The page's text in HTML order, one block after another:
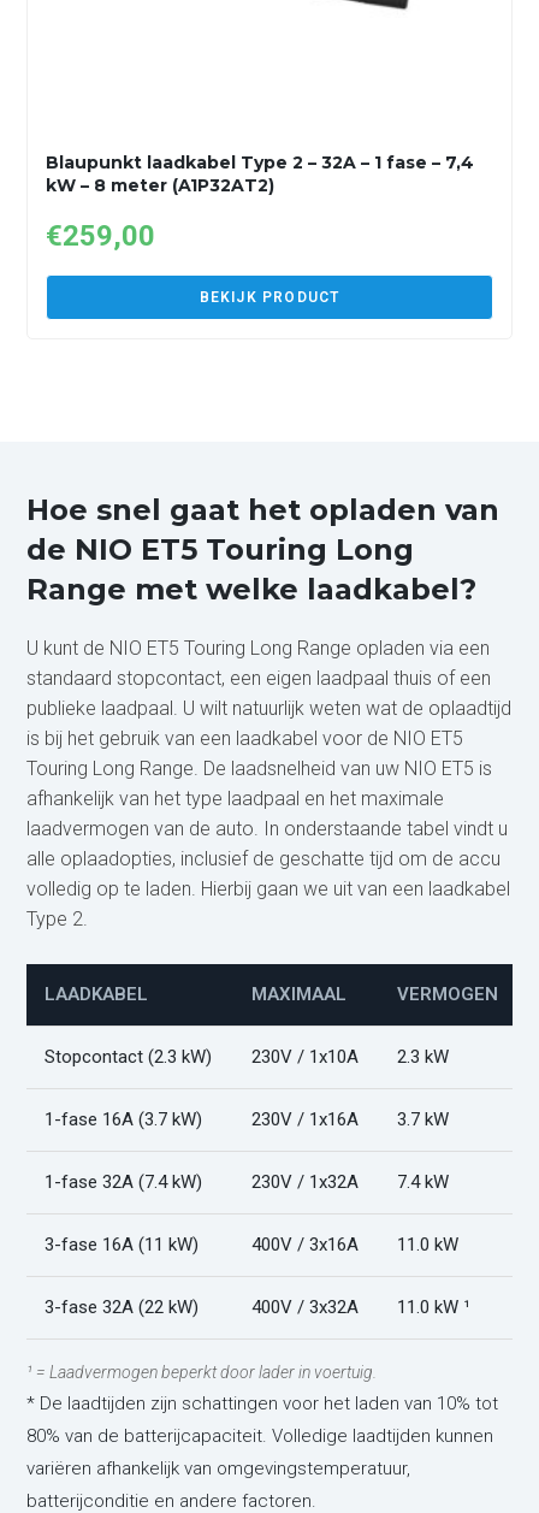
Blaupunkt laadkabel Type 2 – 32A – 1 fase – 7,4
kW – 8 meter (A1P32AT2)
€259,00
BEKIJK PRODUCT
Hoe snel gaat het opladen van
de NIO ET5 Touring Long
Range met welke laadkabel?
U kunt de NIO ET5 Touring Long Range opladen via een
standaard stopcontact, een eigen laadpaal thuis of een
publieke laadpaal. U wilt natuurlijk weten wat de oplaadtijd
is bij het gebruik van een laadkabel voor de NIO ET5
Touring Long Range. De laadsnelheid van uw NIO ET5 is
afhankelijk van het type laadpaal en het maximale
laadvermogen van de auto. In onderstaande tabel vindt u
alle oplaadopties, inclusief de geschatte tijd om de accu
volledig op te laden. Hierbij gaan we uit van een laadkabel
Type 2.
LAADKABEL MAXIMAAL VERMOGEN
Stopcontact (2.3 kW) 230V / 1x10A 2.3 kW
1-fase 16A (3.7 kW) 230V / 1x16A 3.7 kW
1-fase 32A (7.4 kW) 230V / 1x32A 7.4 kW
3-fase 16A (11 kW) 400V / 3x16A 11.0 kW
3-fase 32A (22 kW) 400V / 3x32A 11.0 kW ¹
¹ = Laadvermogen beperkt door lader in voertuig.
* De laadtijden zijn schattingen voor het laden van 10% tot
80% van de batterijcapaciteit. Volledige laadtijden kunnen
variëren afhankelijk van omgevingstemperatuur,
batterijconditie en andere factoren.